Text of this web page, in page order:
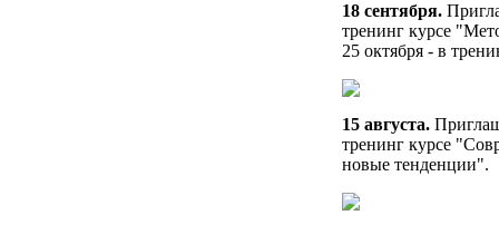
18 сентября.
тренинг курсе
25 октября - в
15 августа.
тренинг курсе
новые тенденции".